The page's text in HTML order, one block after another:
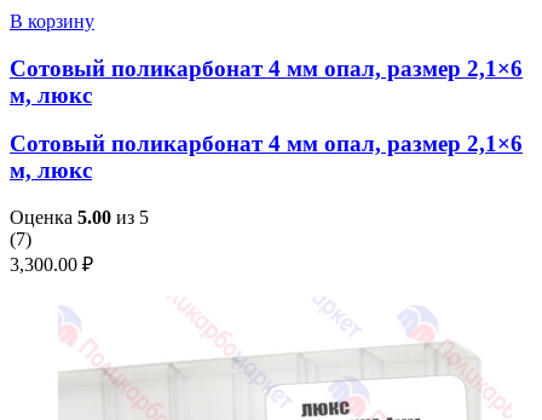
В корзину
Сотовый поликарбонат 4 мм опал, размер 2,1×6
м, люкс
Сотовый поликарбонат 4 мм опал, размер 2,1×6
м, люкс
Оценка 5.00 из 5
(7)
3,300.00 ₽